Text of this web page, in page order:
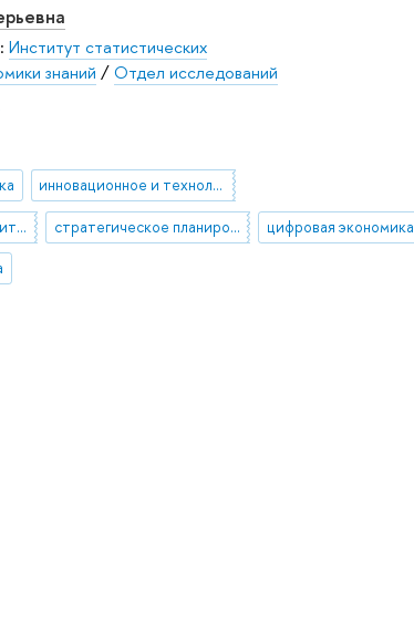
Институт статистических
знаний /Отдел исследований
инновационное и технологическое развитие
технологическое развитие отраслей промышленности стратегическое планирование цифровая экономика